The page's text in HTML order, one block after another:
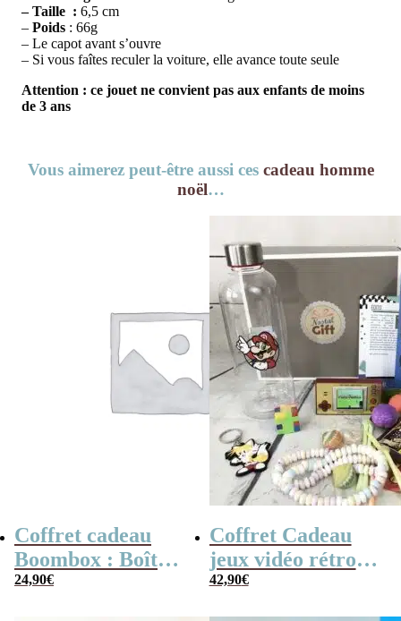
– Taille : 6,5 cm
– Poids : 66g
– Le capot avant s’ouvre
– Si vous faîtes reculer la voiture, elle avance toute seule
Attention : ce jouet ne convient pas aux enfants de moins
de 3 ans
Vous aimerez peut-être aussi ces cadeau homme
noël…
Coffret cadeau
Boombox : Boîte
bonbons des
24,90€
Coffret Cadeau
jeux vidéo rétro
(avec sa console de
42,90€